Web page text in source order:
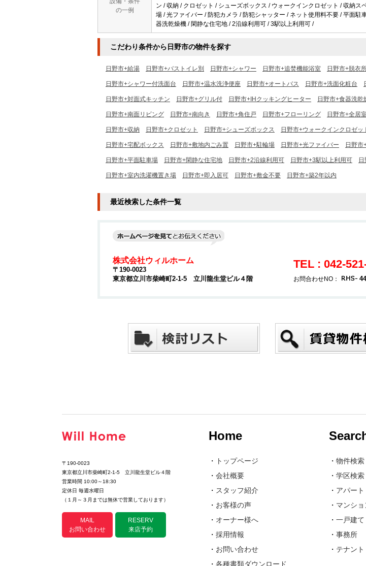
の一例
ン / 収納 / クロゼット / シューズボックス / ウォークインクロゼット / 収納
場 / 光ファイバー / 防犯カメラ / 防犯シャッター / ネット使用料不要 / 平面
器洗乾燥機 / 閑静な住宅地 / 2沿線利用可 / 3駅以上利用可 /
こだわり条件から日野市の物件を探す
日野市+給湯 日野市+バストイレ別 日野市+シャワー 日野市+追焚機能浴室 日野市+脱衣
日野市+シャワー付洗面台 日野市+温水洗浄便座 日野市+オートバス 日野市+洗面化粧台
日野市+対面式キッチン 日野市+グリル付 日野市+IHクッキングヒーター 日野市+食器洗乾
日野市+南面リビング 日野市+南向き 日野市+角住戸 日野市+フローリング 日野市+全居
日野市+収納 日野市+クロゼット 日野市+シューズボックス 日野市+ウォークインクロゼッ
日野市+宅配ボックス 日野市+敷地内ごみ置 日野市+駐輪場 日野市+光ファイバー 日野市
日野市+平面駐車場 日野市+閑静な住宅地 日野市+2沿線利用可 日野市+3駅以上利用可
日野市+室内洗濯機置き場 日野市+即入居可 日野市+敷金不要 日野市+築2年以内
最近検索した条件一覧
株式会社ウィルホーム
〒190-0023
東京都立川市柴崎町2-1-5 立川龍生堂ビル４階
TEL : 042-
お問合わせNO：
〒190-0023
東京都立川市柴崎町2-1-5 立川龍生堂ビル４階
営業時間 10:00～18:30
定休日 毎週水曜日
（１月～３月までは無休で営業しております）
MAIL
お問い合わせ
RESERV
来店予約
Home
・
トップページ
・ 会社概要
・ スタッフ紹介
・ お客様の声
・ オーナー様へ
・ 採用情報
・ お問い合わせ
・ 各種書類ダウンロード
・ 物件検索
・ 学区検索
・ アパート
・ マンショ
・ 一戸建て
・ 事務所
・ テナント